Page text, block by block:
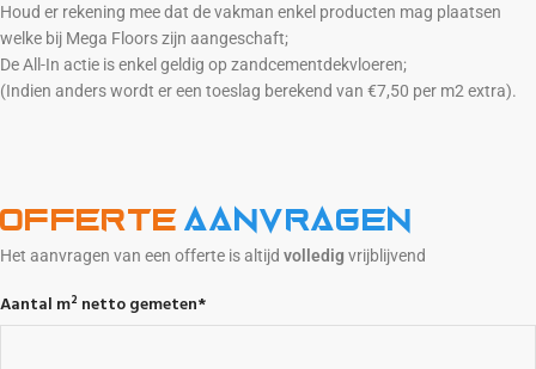
Houd er rekening mee dat de vakman enkel producten mag plaatsen
welke bij Mega Floors zijn aangeschaft;
De All-In actie is enkel geldig op zandcementdekvloeren;
(Indien anders wordt er een toeslag berekend van €7,50 per m2 extra).
Offerte aanvragen
Het aanvragen van een offerte is altijd volledig vrijblijvend
Aantal m² netto gemeten*